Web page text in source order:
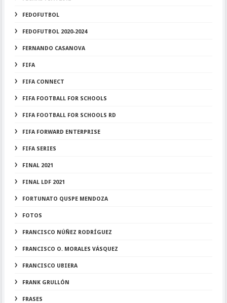
FEDOFUTBOL
FEDOFUTBOL 2020-2024
FERNANDO CASANOVA
FIFA
FIFA CONNECT
FIFA FOOTBALL FOR SCHOOLS
FIFA FOOTBALL FOR SCHOOLS RD
FIFA FORWARD ENTERPRISE
FIFA SERIES
FINAL 2021
FINAL LDF 2021
FORTUNATO QUSPE MENDOZA
FOTOS
FRANCISCO NÚÑEZ RODRÍGUEZ
FRANCISCO O. MORALES VÁSQUEZ
FRANCISCO UBIERA
FRANK GRULLÓN
FRASES